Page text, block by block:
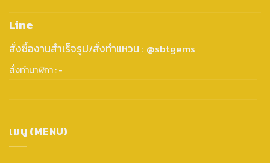
Line
สั่งซื้องานสำเร็จรูป/สั่งทำแหวน : @sbtgems
สั่งทำนาฬิกา : -
เมนู (MENU)